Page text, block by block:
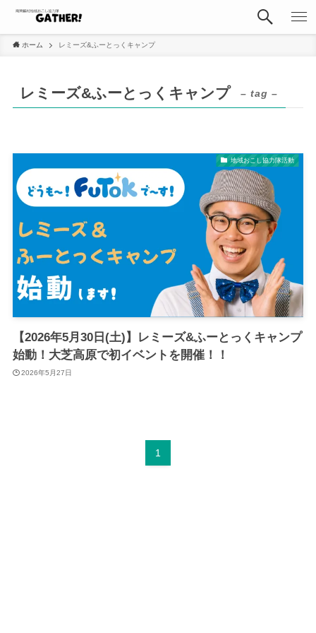
ホーム レミーズ&ふーとっくキャンプ
レミーズ&ふーとっくキャンプ – tag –
地域おこし協力隊活動
【2026年5月30日(土)】レミーズ&ふーとっくキャンプ
始動！大芝高原で初イベントを開催！！
2026年5月27日
1